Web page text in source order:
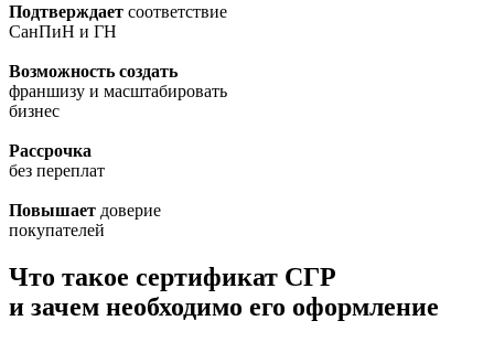
Подтверждает соответствие
СанПиН и ГН
Возможность создать
франшизу и масштабировать
бизнес
Рассрочка
без переплат
Повышает доверие
покупателей
Что такое сертификат СГР
и зачем необходимо его оформление